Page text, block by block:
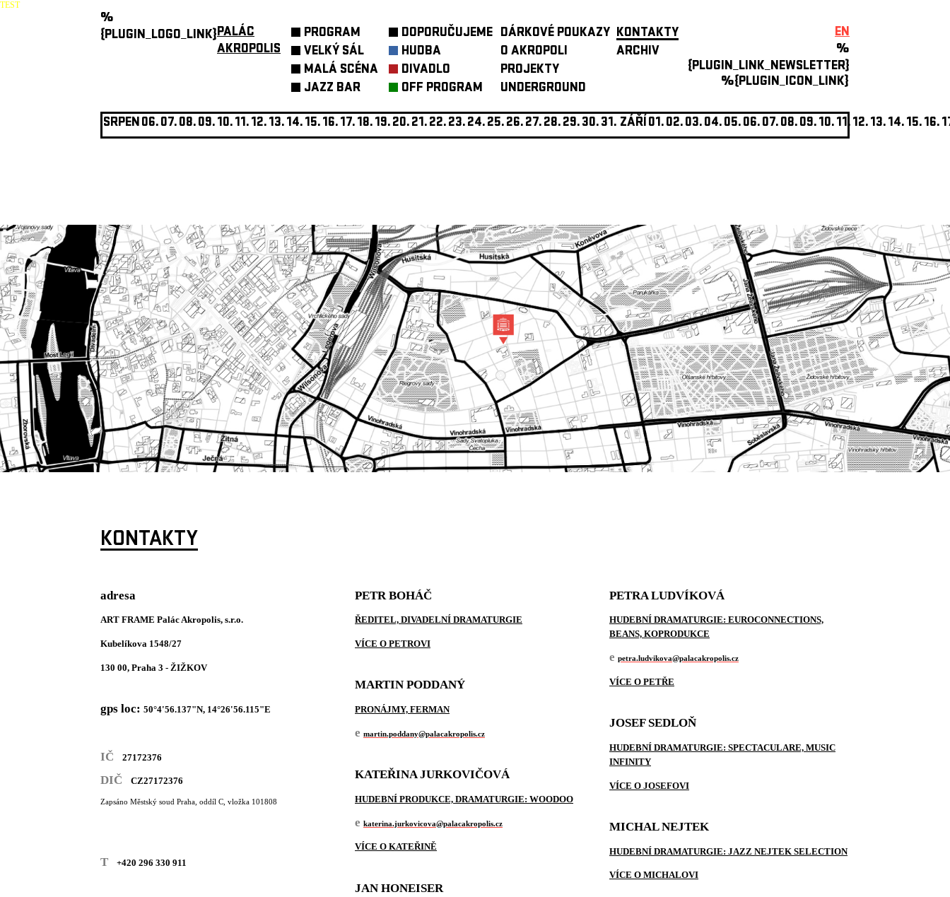
TEST
%
{PLUGIN_LOGO_LINK}PALÁC
AKROPOLIS
PROGRAM
VELKÝ SÁL
MALÁ SCÉNA
JAZZ BAR
DOPORUČUJEME
HUDBA
DIVADLO
OFF PROGRAM
DÁRKOVÉ POUKAZY
O AKROPOLI
PROJEKTY
UNDERGROUND
KONTAKTY
ARCHIV
EN
%
{PLUGIN_LINK_NEWSLETTER}
%{PLUGIN_ICON_LINK}
SRPEN06.07.08.09.10.11.12.13.14.15.16.17.18.19.20.21.22.23.24.25.26.27.28.29.30.31. ZÁŘÍ01.02.03.04.05.06.07.08.09.10.11.12.13.14.15.16.
KONTAKTY
adresa
ART FRAME Palác Akropolis, s.r.o.
Kubelíkova 1548/27
130 00, Praha 3 - ŽIŽKOV
gps loc: 50°4'56.137"N, 14°26'56.115"E
IČ 27172376
DIČ CZ27172376
Zapsáno Městský soud Praha, oddíl C, vložka 101808
T +420 296 330 911
PETR BOHÁČ
ŘEDITEL, DIVADELNÍ DRAMATURGIE
VÍCE O PETROVI
MARTIN PODDANÝ
PRONÁJMY, FERMAN
e martin.poddany@palacakropolis.cz
KATEŘINA JURKOVIČOVÁ
HUDEBNÍ PRODUKCE, DRAMATURGIE: WOODOO
e katerina.jurkovicova@palacakropolis.cz
VÍCE O KATEŘINĚ
JAN HONEISER
PETRA LUDVÍKOVÁ
HUDEBNÍ DRAMATURGIE: EUROCONNECTIONS,
BEANS, KOPRODUKCE
e petra.ludvikova@palacakropolis.cz
VÍCE O PETŘE
JOSEF SEDLOŇ
HUDEBNÍ DRAMATURGIE: SPECTACULARE, MUSIC
INFINITY
VÍCE O JOSEFOVI
MICHAL NEJTEK
HUDEBNÍ DRAMATURGIE: JAZZ NEJTEK SELECTION
VÍCE O MICHALOVI